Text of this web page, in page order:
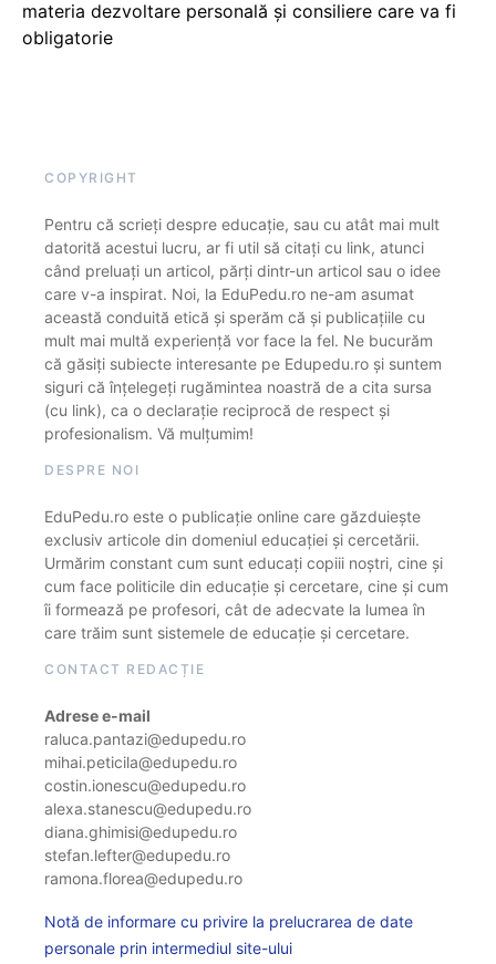
materia dezvoltare personală și consiliere care va fi
obligatorie
COPYRIGHT
Pentru că scrieți despre educație, sau cu atât mai mult
datorită acestui lucru, ar fi util să citați cu link, atunci
când preluați un articol, părți dintr-un articol sau o idee
care v-a inspirat. Noi, la EduPedu.ro ne-am asumat
această conduită etică și sperăm că și publicațiile cu
mult mai multă experiență vor face la fel. Ne bucurăm
că găsiți subiecte interesante pe Edupedu.ro și suntem
siguri că înțelegeți rugămintea noastră de a cita sursa
(cu link), ca o declarație reciprocă de respect și
profesionalism. Vă mulțumim!
DESPRE NOI
EduPedu.ro este o publicație online care găzduiește
exclusiv articole din domeniul educației și cercetării.
Urmărim constant cum sunt educați copiii noștri, cine și
cum face politicile din educație și cercetare, cine și cum
îi formează pe profesori, cât de adecvate la lumea în
care trăim sunt sistemele de educație și cercetare.
CONTACT REDACȚIE
Adrese e-mail
raluca.pantazi@edupedu.ro
mihai.peticila@edupedu.ro
costin.ionescu@edupedu.ro
alexa.stanescu@edupedu.ro
diana.ghimisi@edupedu.ro
stefan.lefter@edupedu.ro
ramona.florea@edupedu.ro
Notă de informare cu privire la prelucrarea de date
personale prin intermediul site-ului